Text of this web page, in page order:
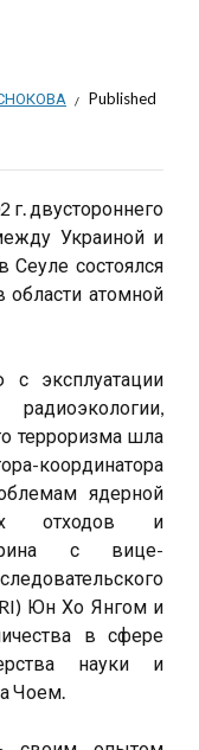
Published
г. двустороннего
Украиной и
состоялся
области атомной
эксплуатации
терроризма шла
координатора
ядерной
отходов и
с вице-
Юн Хо Янгом и
в сфере
науки и
Чоем.